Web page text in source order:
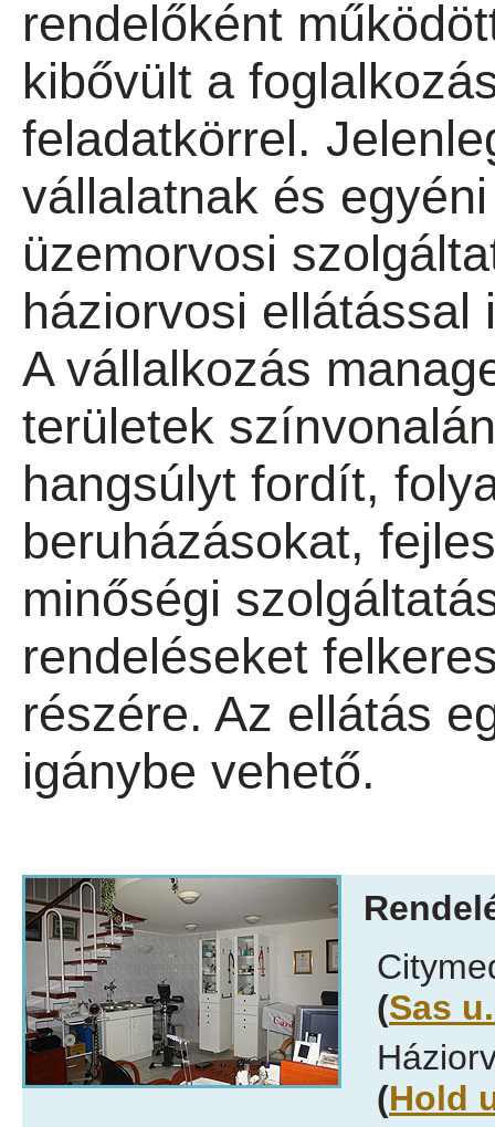
rendelőként
kibővült a
feladatkörrel.
vállalatnak és
üzemorvosi
háziorvosi ellátással
A vállalkozás
területek
hangsúlyt fordít,
beruházásokat,
minőségi
rendeléseket
részére. Az ellátás
igánybe vehető.
(Sas
(Hold